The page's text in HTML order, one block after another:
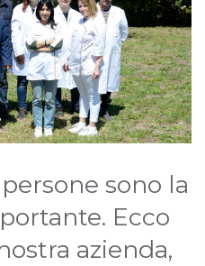
sono la
Ecco
azienda,